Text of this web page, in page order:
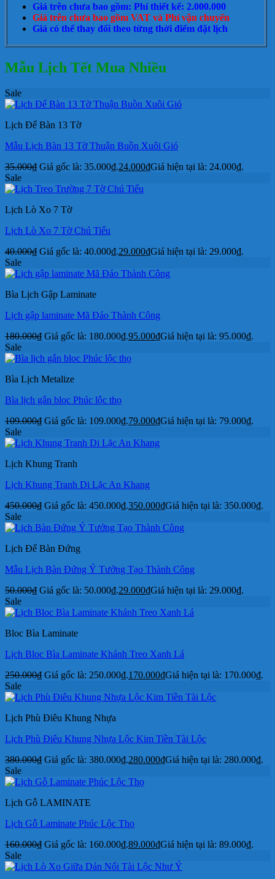
Giá trên chưa bao gồm: Phí thiết kế: 2.000.000
Giá trên chưa bao gồm VAT và Phí vận chuyển
Giá có thể thay đổi theo từng thời điểm đặt lịch
Mẫu Lịch Tết Mua Nhiều
Sale
Lịch Để Bàn 13 Tờ
Mẫu Lịch Bàn 13 Tờ Thuận Buồn Xuôi Gió
35.000₫ Giá gốc là: 35.000₫.24.000₫Giá hiện tại là: 24.000₫.
Sale
Lịch Lò Xo 7 Tờ
Lịch Lò Xo 7 Tờ Chú Tiểu
40.000₫ Giá gốc là: 40.000₫.29.000₫Giá hiện tại là: 29.000₫.
Sale
Bìa Lịch Gập Laminate
Lịch gập laminate Mã Đáo Thành Công
180.000₫ Giá gốc là: 180.000₫.95.000₫Giá hiện tại là: 95.000₫.
Sale
Bìa Lịch Metalize
Bìa lịch gắn bloc Phúc lộc thọ
109.000₫ Giá gốc là: 109.000₫.79.000₫Giá hiện tại là: 79.000₫.
Sale
Lịch Khung Tranh
Lịch Khung Tranh Di Lặc An Khang
450.000₫ Giá gốc là: 450.000₫.350.000₫Giá hiện tại là: 350.000₫.
Sale
Lịch Để Bàn Đứng
Mẫu Lịch Bàn Đứng Ý Tưởng Tạo Thành Công
50.000₫ Giá gốc là: 50.000₫.29.000₫Giá hiện tại là: 29.000₫.
Sale
Bloc Bìa Laminate
Lịch Bloc Bìa Laminate Khánh Treo Xanh Lá
250.000₫ Giá gốc là: 250.000₫.170.000₫Giá hiện tại là: 170.000₫.
Sale
Lịch Phù Điêu Khung Nhựa
Lịch Phù Điêu Khung Nhựa Lộc Kim Tiền Tài Lộc
380.000₫ Giá gốc là: 380.000₫.280.000₫Giá hiện tại là: 280.000₫.
Sale
Lịch Gỗ LAMINATE
Lịch Gỗ Laminate Phúc Lộc Thọ
160.000₫ Giá gốc là: 160.000₫.89.000₫Giá hiện tại là: 89.000₫.
Sale